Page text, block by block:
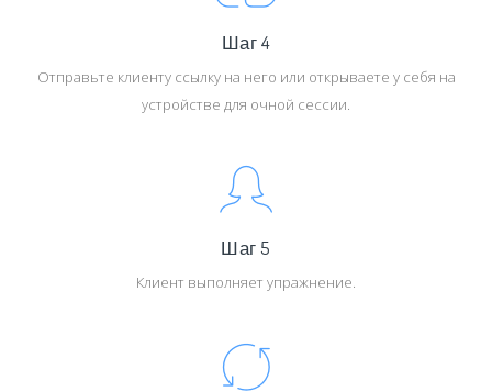
Шаг 4
Отправьте клиенту ссылку на него или открываете у себя на
устройстве для очной сессии.
Шаг 5
Клиент выполняет упражнение.